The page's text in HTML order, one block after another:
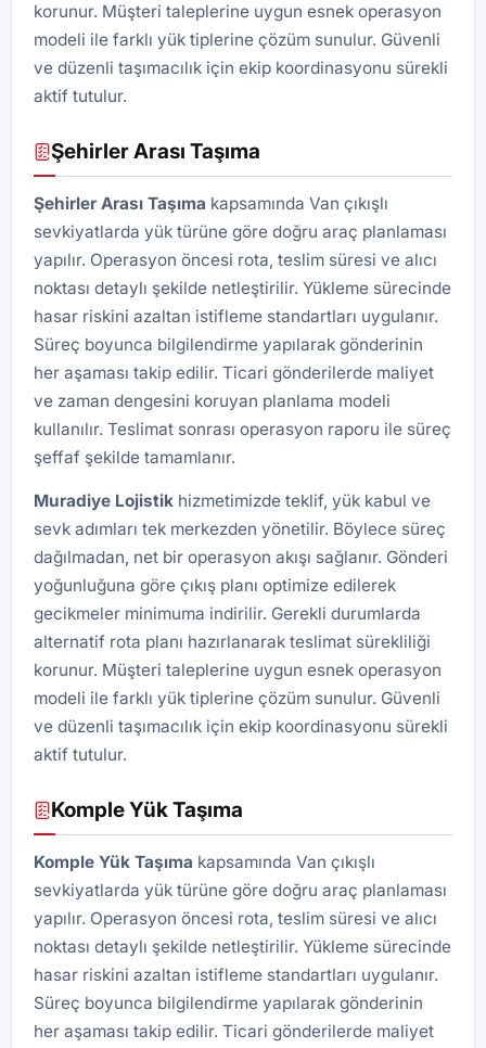
korunur. Müşteri taleplerine uygun esnek operasyon
modeli ile farklı yük tiplerine çözüm sunulur. Güvenli
ve düzenli taşımacılık için ekip koordinasyonu sürekli
aktif tutulur.
Şehirler Arası Taşıma
Şehirler Arası Taşıma kapsamında Van çıkışlı
sevkiyatlarda yük türüne göre doğru araç planlaması
yapılır. Operasyon öncesi rota, teslim süresi ve alıcı
noktası detaylı şekilde netleştirilir. Yükleme sürecinde
hasar riskini azaltan istifleme standartları uygulanır.
Süreç boyunca bilgilendirme yapılarak gönderinin
her aşaması takip edilir. Ticari gönderilerde maliyet
ve zaman dengesini koruyan planlama modeli
kullanılır. Teslimat sonrası operasyon raporu ile süreç
şeffaf şekilde tamamlanır.
Muradiye Lojistik hizmetimizde teklif, yük kabul ve
sevk adımları tek merkezden yönetilir. Böylece süreç
dağılmadan, net bir operasyon akışı sağlanır. Gönderi
yoğunluğuna göre çıkış planı optimize edilerek
gecikmeler minimuma indirilir. Gerekli durumlarda
alternatif rota planı hazırlanarak teslimat sürekliliği
korunur. Müşteri taleplerine uygun esnek operasyon
modeli ile farklı yük tiplerine çözüm sunulur. Güvenli
ve düzenli taşımacılık için ekip koordinasyonu sürekli
aktif tutulur.
Komple Yük Taşıma
Komple Yük Taşıma kapsamında Van çıkışlı
sevkiyatlarda yük türüne göre doğru araç planlaması
yapılır. Operasyon öncesi rota, teslim süresi ve alıcı
noktası detaylı şekilde netleştirilir. Yükleme sürecinde
hasar riskini azaltan istifleme standartları uygulanır.
Süreç boyunca bilgilendirme yapılarak gönderinin
her aşaması takip edilir. Ticari gönderilerde maliyet